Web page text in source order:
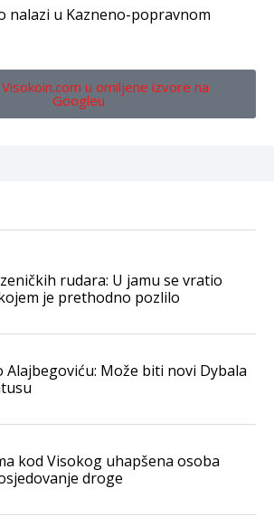
nalazi u Kazneno-popravnom
u omiljene izvore na
Googleu
rudara: U jamu se vratio
je prethodno pozlilo
Alajbegoviću: Može biti novi Dybala
kod Visokog uhapšena osoba
droge